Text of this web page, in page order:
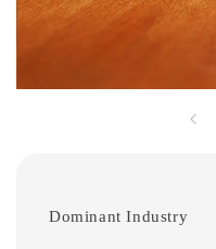
Dominant Industry